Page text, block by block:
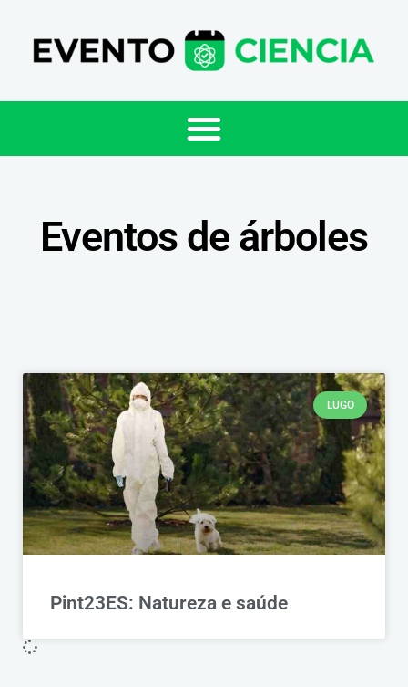
Eventos de árboles
LUGO
Pint23ES: Natureza e saúde